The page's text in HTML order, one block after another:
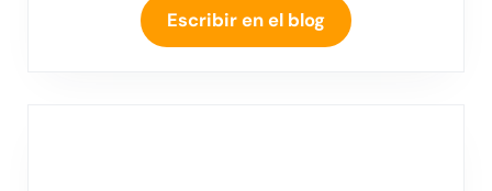
Escribir en el blog